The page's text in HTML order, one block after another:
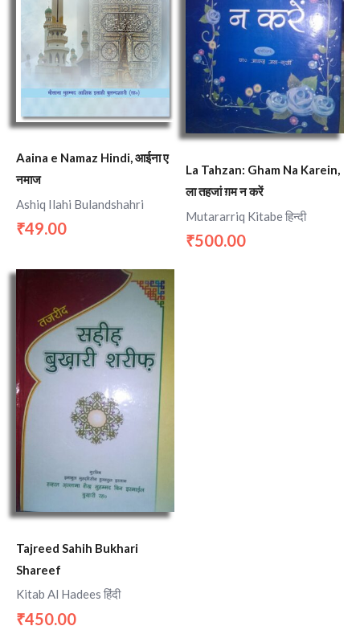
Aaina e Namaz Hindi, आईना ए
नमाज
Ashiq Ilahi Bulandshahri
₹49.00
La Tahzan: Gham Na Karein,
ला तहजां ग़म न करें
Mutararriq Kitabe हिन्दी
₹500.00
Tajreed Sahih Bukhari
Shareef
Kitab Al Hadees हिंदी
₹450.00